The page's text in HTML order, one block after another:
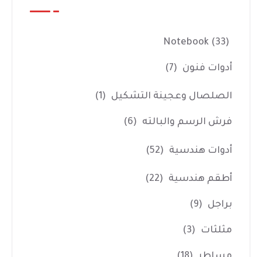
Notebook (33)
أدوات فنون (7)
الصلصال وعجينة التشكيل (1)
فرش الرسم والبالته (6)
أدوات هندسية (52)
أطقم هندسية (22)
براجل (9)
مثلثات (3)